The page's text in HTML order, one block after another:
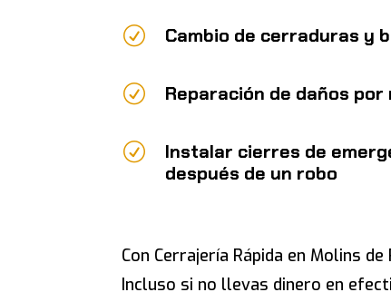
R Cambio de cerraduras y
R Reparación de daños por
R
Instalar cierres de
después de un robo
Con Cerrajería Rápida en Molins
Incluso si no llevas dinero en